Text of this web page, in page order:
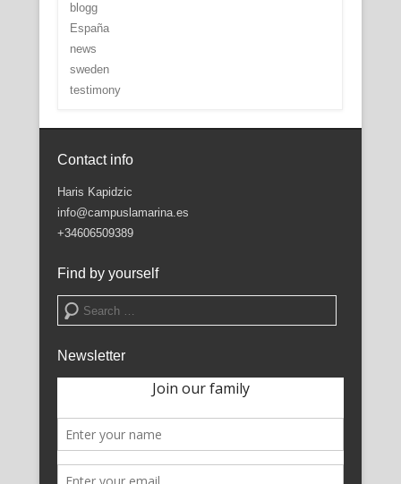
blogg
España
news
sweden
testimony
Contact info
Haris Kapidzic
info@campuslamarina.es
+34606509389
Find by yourself
Search
Newsletter